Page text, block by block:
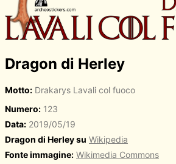
Dragon di Herley
Motto: Drakarys Lavali col fuoco
Numero: 123
Data: 2019/05/19
Dragon di Herley su Wikipedia
Fonte immagine: Wikimedia Commons